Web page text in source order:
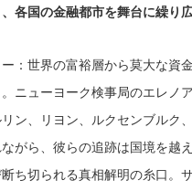
各国の金融都市を舞台に繰り
ー：世界の富裕層から莫大な資
ニューヨーク検事局のエレノ
ン、リヨン、ルクセンブルク
がら、彼らの追跡は国境を越
ち切られる真相解明の糸口。